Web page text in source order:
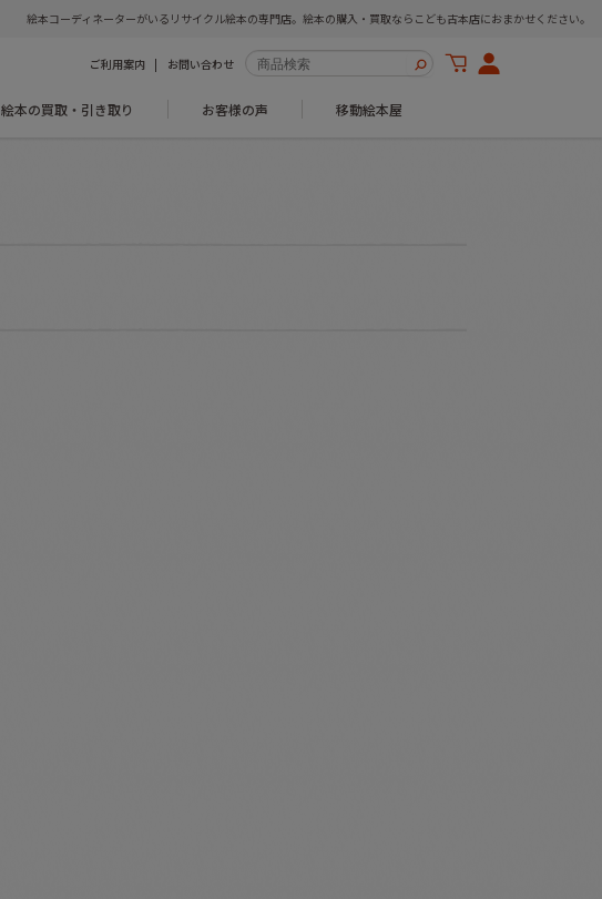
絵本コーディネーターがいるリサイクル絵本の専門店。絵本の購入・買取ならこども古本店におまかせください。
ご利用案内 お問い合わせ
絵本の買取・引き取り お客様の声 移動絵本屋